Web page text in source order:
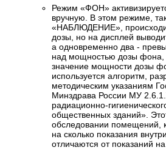
Режим «ФОН»
вручную. В этом режиме,
«НАБЛЮДЕНИЕ»,
дозы, но на дисплей
а одновременно два -
над мощностью дозы фона,
значение мощности дозы
используется алгоритм,
методическим указаниям
Минздрава России МУ
радиационно-
общественных зданий».
обследовании помещений,
на сколько показания
отличаются от показаний